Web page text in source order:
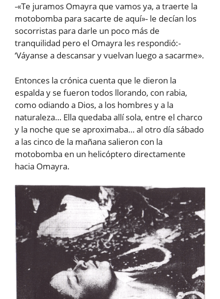
-«Te juramos Omayra que vamos ya, a traerte la
motobomba para sacarte de aquí»- le decían los
socorristas para darle un poco más de
tranquilidad pero el Omayra les respondió:-
‘Váyanse a descansar y vuelvan luego a sacarme».
Entonces la crónica cuenta que le dieron la
espalda y se fueron todos llorando, con rabia,
como odiando a Dios, a los hombres y a la
naturaleza… Ella quedaba allí sola, entre el charco
y la noche que se aproximaba… al otro día sábado
a las cinco de la mañana salieron con la
motobomba en un helicóptero directamente
hacia Omayra.